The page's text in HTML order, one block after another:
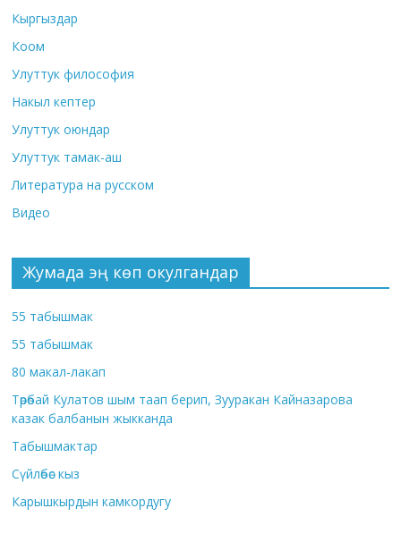
Кыргыздар
Коом
Улуттук философия
Накыл кептер
Улуттук оюндар
Улуттук тамак-аш
Литература на русском
Видео
Жумада эң көп окулгандар
55 табышмак
55 табышмак
80 макал-лакап
Төрөбай Кулатов шым таап берип, Зууракан Кайназарова
казак балбанын жыкканда
Табышмактар
Сүйлөбөс кыз
Карышкырдын камкордугу